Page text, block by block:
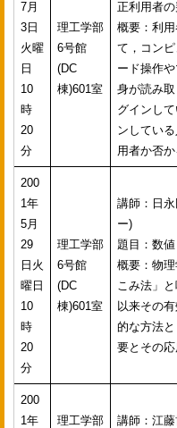
7月
3日
火曜
日
10
時
20
分
理工学部
6号館
(DC
棟)601室
正利用者
概要：利
て，コン
ード操作
身が読み
グインし
ンしてい
用者か否
200
1年
5月
29
日火
曜日
10
時
20
分
理工学部
6号館
(DC
棟)601室
講師：日
ー)
題目：数
概要：物
こみ法」
以来その
的な方法
要とその応
200
1年
理工学部
講師：江